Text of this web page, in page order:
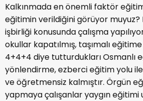
Kalkınmada en önemli faktör
eğitimin verildiğini görüyor muyuz?
işbirliği konusunda çalışma
okullar kapatılmış, taşımalı
4+4+4 diye tutturdukları Osmanlı
yönlendirme, ezberci eğitim yolu
ve öğretmensiz kalmıştır. Örgün
yapmaya çalışanlar yaygın eğitimi